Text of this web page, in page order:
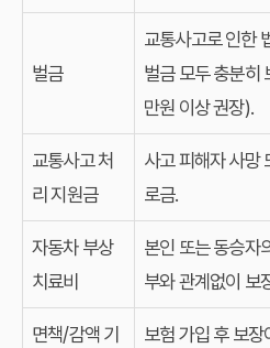
벌금
교통사고로 인한
벌금 모두 충분히
만원 이상 권장).
교통사고 처
리 지원금
사고 피해자 사망
로금.
자동차 부상
치료비
본인 또는 동승자
부와 관계없이 보
면책/감액 기
보험 가입 후 보